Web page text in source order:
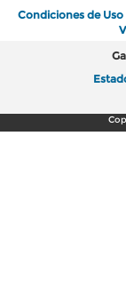
Condiciones de Uso